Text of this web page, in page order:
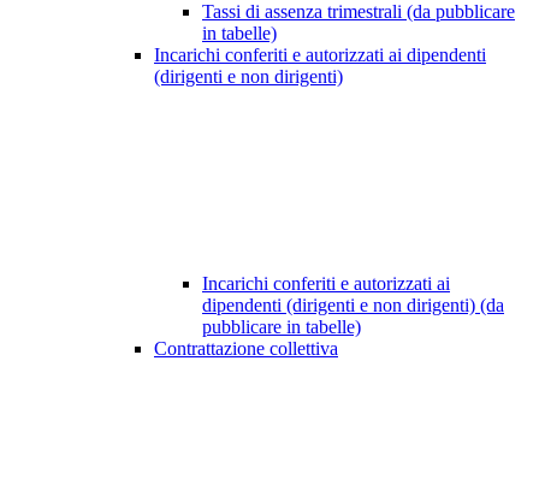
Tassi di assenza trimestrali (da pubblicare
in tabelle)
Incarichi conferiti e autorizzati ai dipendenti
(dirigenti e non dirigenti)
Incarichi conferiti e autorizzati ai
dipendenti (dirigenti e non dirigenti) (da
pubblicare in tabelle)
Contrattazione collettiva